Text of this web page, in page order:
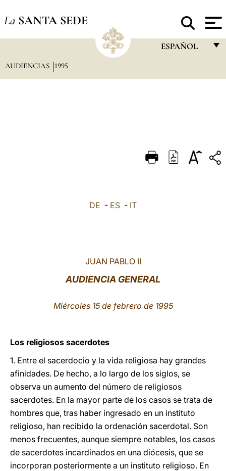
La SANTA SEDE
ESPAÑOL
DEUTSCH
AUDIENCIAS 1995
DE - ES - IT
JUAN PABLO II
AUDIENCIA GENERAL
Miércoles 15 de febrero de 1995
Los religiosos sacerdotes
1. Entre el sacerdocio y la vida religiosa hay grandes
afinidades. De hecho, a lo largo de los siglos, se
observa un aumento del número de religiosos
sacerdotes. En la mayor parte de los casos se trata de
hombres que, tras haber ingresado en un instituto
religioso, han recibido la ordenación sacerdotal. Son
menos frecuentes, aunque siempre notables, los casos
de sacerdotes incardinados en una diócesis, que se
incorporan posteriormente a un instituto religioso. En